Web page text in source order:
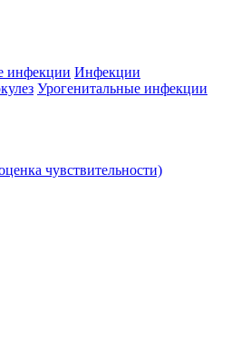
инфекции Инфекции
Урогенитальные инфекции
чувствительности)